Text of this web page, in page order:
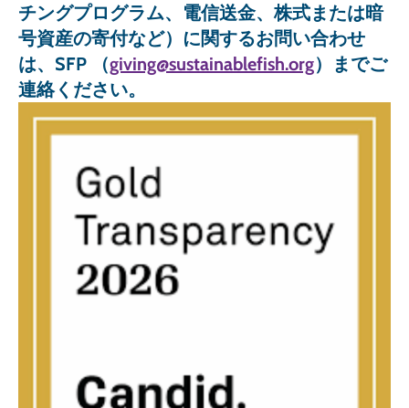
チングプログラム、電信送金、株式または暗
号資産の寄付など）に関するお問い合わせ
は、SFP （giving@sustainablefish.org）までご
連絡ください。